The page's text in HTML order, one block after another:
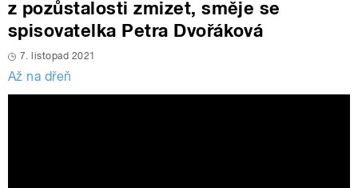
z pozůstalosti zmizet, směje se
spisovatelka Petra Dvořáková
7. listopad 2021
Až na dřeň